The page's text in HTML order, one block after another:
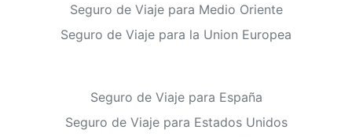
Seguro de Viaje para Medio Oriente
Seguro de Viaje para la Union Europea
Seguro de Viaje para España
Seguro de Viaje para Estados Unidos